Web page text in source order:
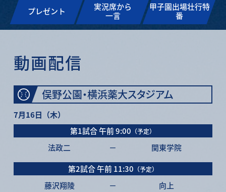
プレゼント
実況席から
一言
甲子園出場壮行特
番
動画配信
俣野公園・横浜薬大スタジアム
7月16日（木）
第1試合午前 9:00 （予定）
法政二 － 関東学院
第2試合午前 11:30 （予定）
藤沢翔陵 － 向上